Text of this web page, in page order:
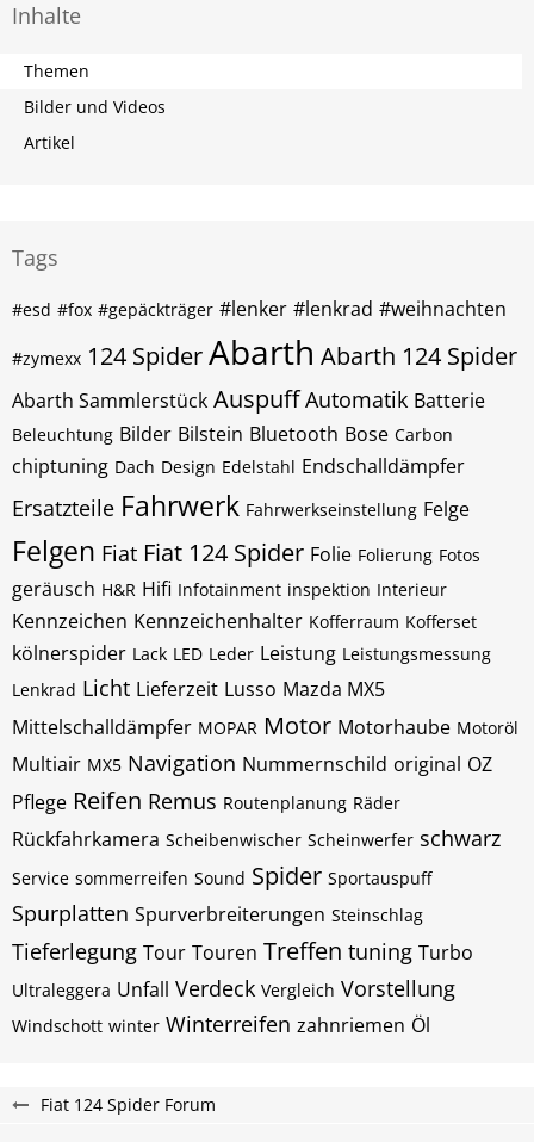
Inhalte
Themen
Bilder und Videos
Artikel
Tags
#esd #fox #gepäckträger #lenker #lenkrad #weihnachten
#zymexx 124 SpiderAbarth Abarth 124 Spider
Abarth Sammlerstück Auspuff Automatik Batterie
Beleuchtung Bilder Bilstein Bluetooth Bose Carbon
chiptuning Dach Design Edelstahl Endschalldämpfer
Ersatzteile Fahrwerk Fahrwerkseinstellung Felge
Felgen Fiat Fiat 124 Spider Folie Folierung Fotos
geräusch H&R Hifi Infotainment inspektion Interieur
Kennzeichen Kennzeichenhalter Kofferraum Kofferset
kölnerspider Lack LED Leder Leistung Leistungsmessung
Lenkrad Licht Lieferzeit Lusso Mazda MX5
Mittelschalldämpfer MOPAR Motor Motorhaube Motoröl
Multiair MX5 Navigation Nummernschild original OZ
Pflege Reifen Remus Routenplanung Räder
Rückfahrkamera Scheibenwischer Scheinwerfer schwarz
Service sommerreifen Sound Spider Sportauspuff
Spurplatten Spurverbreiterungen Steinschlag
Tieferlegung Tour Touren Treffen tuning Turbo
Ultraleggera Unfall Verdeck Vergleich Vorstellung
Windschott winter Winterreifen zahnriemen Öl
Fiat 124 Spider Forum